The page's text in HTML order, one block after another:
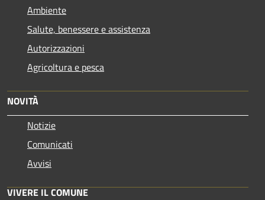
Ambiente
Salute, benessere e assistenza
Autorizzazioni
Agricoltura e pesca
NOVITÀ
Notizie
Comunicati
Avvisi
VIVERE IL COMUNE